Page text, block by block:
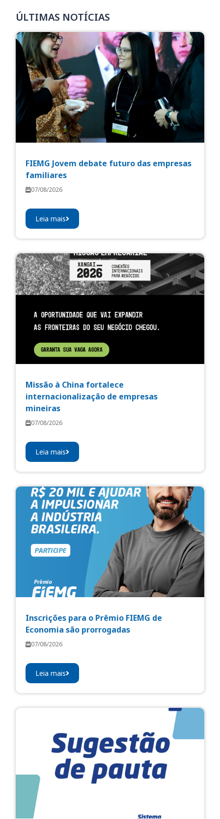
ÚLTIMAS NOTÍCIAS
FIEMG Jovem debate futuro das empresas
familiares
07/08/2026
Leia mais
Missão à China fortalece
internacionalização de empresas
mineiras
07/08/2026
Leia mais
Inscrições para o Prêmio FIEMG de
Economia são prorrogadas
07/08/2026
Leia mais